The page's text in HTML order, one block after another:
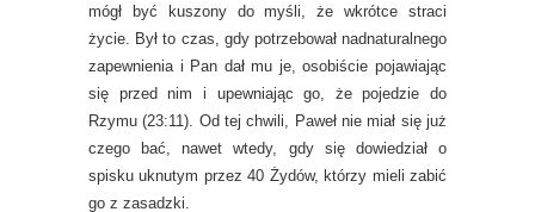
mógł być kuszony do myśli, że wkrótce straci
życie. Był to czas, gdy potrzebował nadnaturalnego
zapewnienia i Pan dał mu je, osobiście pojawiając
się przed nim i upewniając go, że pojedzie do
Rzymu (23:11). Od tej chwili, Paweł nie miał się już
czego bać, nawet wtedy, gdy się dowiedział o
spisku uknutym przez 40 Żydów, którzy mieli zabić
go z zasadzki.